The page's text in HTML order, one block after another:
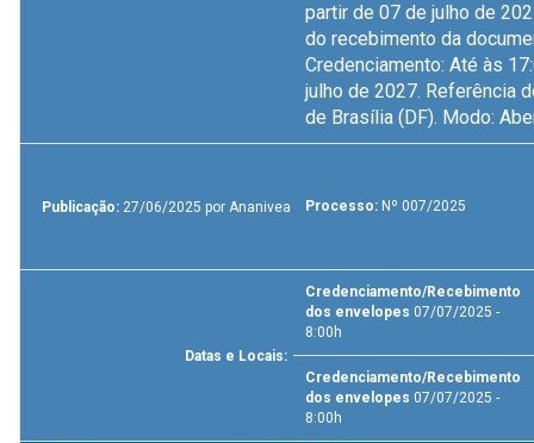
partir de 07 de julho de
do recebimento da
Credenciamento: Até às
julho de 2027. Referência
de Brasília (DF). Modo:
Publicação: 27/06/2025 por Ananivea Processo: Nº 007/2025
Datas e Locais:
Credenciamento/Recebimento
dos envelopes 07/07/2025 -
8:00h
Credenciamento/Recebimento
dos envelopes 07/07/2025 -
8:00h